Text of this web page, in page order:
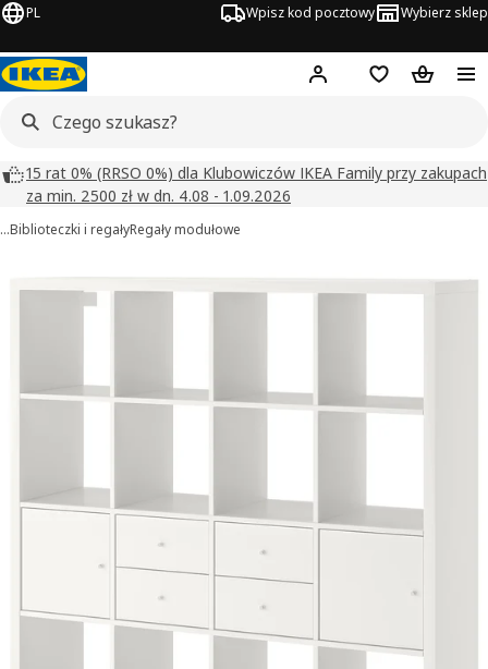
PL Wpisz kod pocztowy Wybierz sklep
Hej! Zaloguj się
Lista zakupowa
Koszyk
15 rat 0% (RRSO 0%) dla Klubowiczów IKEA Family przy zakupach
za min. 2500 zł w dn. 4.08 - 1.09.2026
…Biblioteczki i regałyRegały modułowe
obrazy